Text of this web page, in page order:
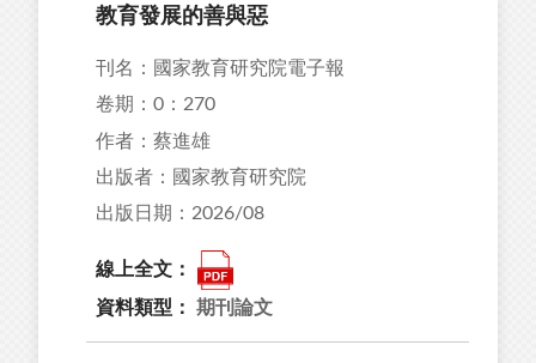
教育發展的善與惡
刊名：國家教育研究院電子報
卷期：0：270
作者：蔡進雄
出版者：國家教育研究院
出版日期：2026/08
線上全文：
資料類型： 期刊論文